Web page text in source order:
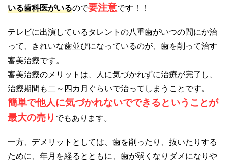
いる歯科医がいるので要注意です！！
テレビに出演しているタレントの八重歯がいつの間にか治
って、きれいな歯並びになっているのが、歯を削って治す
審美治療です。
審美治療のメリットは、人に気づかれずに治療が完了し、
治療期間も二～四カ月ぐらいで治ってしまうことです。
簡単で他人に気づかれないでできるということが
最大の売り でもあります。
一方、デメリットとしては、歯を削ったり、抜いたりする
ために、年月を経るとともに、歯が弱くなりダメになりや